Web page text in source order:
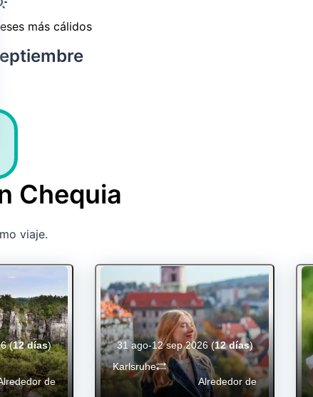
más cálidos
Chequia
viaje.
de
(12 días)
Alrededor de
Karlsruhe
31 ago-12 sep 2026(12 días)